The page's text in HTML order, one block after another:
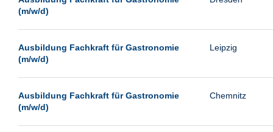
(m/w/d)
Ausbildung Fachkraft für Gastronomie
(m/w/d)
Leipzig
Ausbildung Fachkraft für Gastronomie
(m/w/d)
Chemnitz